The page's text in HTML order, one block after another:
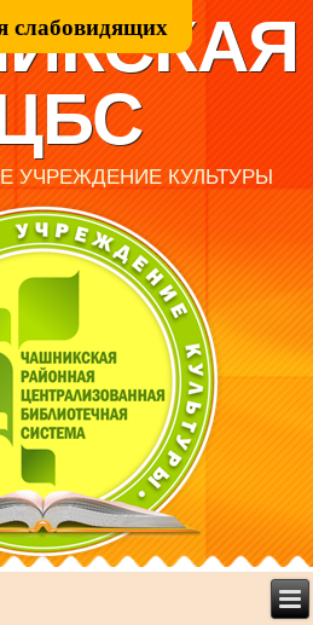
слабовидящих
УЧРЕЖДЕНИЕ КУЛЬТУРЫ